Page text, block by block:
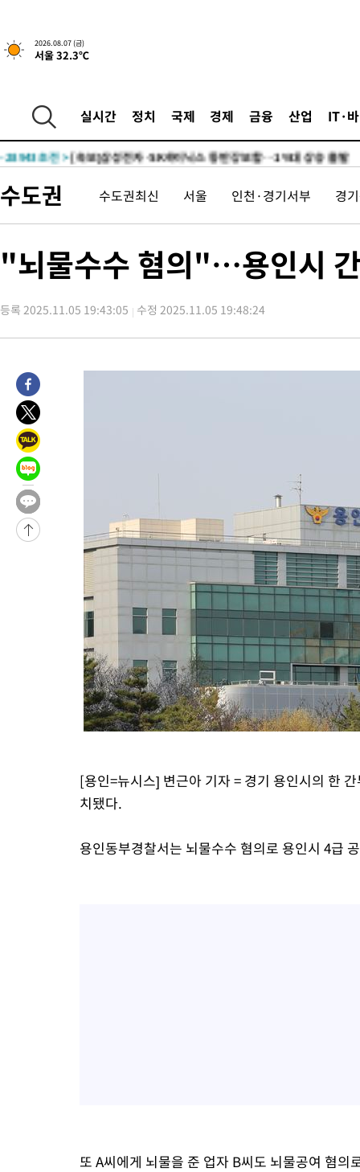
2026.08.07 (금)
서울 32.3℃
실시간 정치 국제 경제 금융 산업 IT·
-31804초 전 >[속보]'300억원대 사기 혐의' 차가원 대표 구속 송치
-30998초 전 >"미 전국적 살모네라 식중독 원인은 멕시코산 할라피뇨"--
-29392초 전 >
[속보]합수본, '투표율 허위 입력' 중앙·서울·경기도 선관위
압수수색
-29147초 전 >
-28943초 전 >[속보]삼성전자·SK하이닉스 동반 강보합…1%대 상승 출발
-28897초 전 >
[속보]코스피, 6300선 재탈환…1.09% 오른 6365.07 개장
-26062초 전 >시리아 다마스쿠스 교외에서 미니버스 폭발.. 14명 부상, 3명
-20324초 전 >이란, 호르무즈서 "적국 목표물들"과 대치로 남부 케슘섬에서
발효
-17190초 전 >[속보]트럼프, 美 원정출산 금지 행정명령 서명
-14890초 전 >[속보] 뉴욕증시, 일제 하락 마감…나스닥 0.06%↓
-30998초 전 >
-29511초 전 >
-29392초 전 >
압수수색
-29147초 전 >
-28943초 전 >
-28929초 전 >
[속보]코스닥, 5.95포인트(0.74%) 상승한 807.62개장
-28897초 전 >
[속보]코스피, 6300선 재탈환…1.09% 오른 6365.07 개장
-26062초 전 >
시리아 다마스쿠스 교외에서 미니버스 폭발.. 14명 부상, 3명
입추에도 극한더위…서울 낮 39도 '폭염중대경보'
이란, 호르무즈서 "적국 목표물들"과 대치로 남부 케슘섬에서
[속보]美, 폴리실리콘 수입 규제…파생제품 15% 관세, 120일
[속보]트럼프, 美 원정출산 금지 행정명령 서명
[속보] 뉴욕증시, 일제 하락 마감…나스닥 0.06%↓
수도권 수도권최신 서울 인천·경기서부 경
"뇌물수수 혐의"…용인시
등록 2025.11.05 19:43:05 수정 2025.11.05 19:48:24
[용인=뉴시스] 변근아 기자 = 경기 용인시의 한
치됐다.
용인동부경찰서는 뇌물수수 혐의로 용인시 4급
또 A씨에게 뇌물을 준 업자 B씨도 뇌물공여 혐의